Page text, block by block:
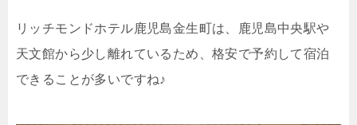
リッチモンドホテル鹿児島金生町は、鹿児島中央駅や
天文館から少し離れているため、格安で予約して宿泊
できることが多いですね♪